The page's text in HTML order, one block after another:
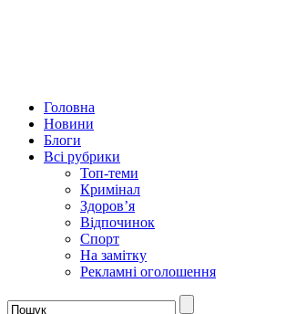
Головна
Новини
Блоги
Всі рубрики
Топ-теми
Кримінал
Здоров’я
Відпочинок
Спорт
На замітку
Рекламні оголошення